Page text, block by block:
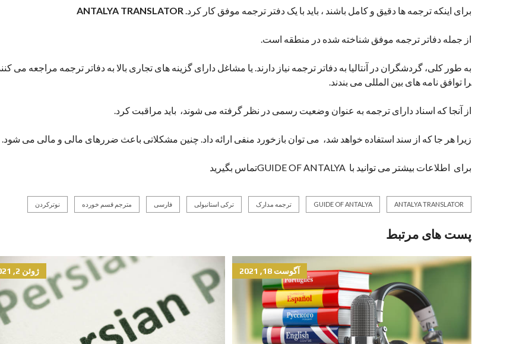
برای اینکه ترجمه ها دقیق و کامل باشند ، باید با یک دفتر ترجمه موفق کار کرد.ANTALYA TRANSLATOR
از جمله دفاتر ترجمه موفق شناخته شده در منطقه است.
به طور کلی، گردشگران در آنتالیا به دفاتر ترجمه نیاز دارند. یا مشاغل دارای گزینه های تجاری بالا به دفاتر ترجمه مراجعه می
را توافق نامه های بین المللی می بندند.
از آنجا که اسناد دارای ترجمه به عنوان وضعیت رسمی در نظر گرفته می شوند، باید مراقبت کرد.
زیرا هر جا که از سند استفاده خواهد شد، می توان بازخورد منفی ارائه داد. چنین مشکلاتی باعث ضررهای مالی و مالی می شود.
برای اطلاعات بیشتر می توانید با GUIDE OF ANTALYAتماس بگیرید
ANTALYA TRANSLATOR
GUIDE OF ANTALYA ترجمه مدارک ترکی استانبولی فارسی مترجم قسم خورده نوترکردن
پست های مرتبط
آگوست 18, 2021 ژوئن 2, 2021